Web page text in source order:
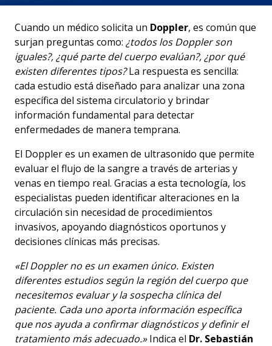
Cuando un médico solicita un Doppler, es común que
surjan preguntas como: ¿todos los Doppler son
iguales?, ¿qué parte del cuerpo evalúan?, ¿por qué
existen diferentes tipos?La respuesta es sencilla:
cada estudio está diseñado para analizar una zona
específica del sistema circulatorio y brindar
información fundamental para detectar
enfermedades de manera temprana.
El Doppler es un examen de ultrasonido que permite
evaluar el flujo de la sangre a través de arterias y
venas en tiempo real. Gracias a esta tecnología, los
especialistas pueden identificar alteraciones en la
circulación sin necesidad de procedimientos
invasivos, apoyando diagnósticos oportunos y
decisiones clínicas más precisas.
«El Doppler no es un examen único. Existen
diferentes estudios según la región del cuerpo que
necesitemos evaluar y la sospecha clínica del
paciente. Cada uno aporta información específica
que nos ayuda a confirmar diagnósticos y definir el
tratamiento más adecuado.»Indica el Dr. Sebastián